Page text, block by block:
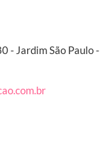
- Jardim São Paulo -